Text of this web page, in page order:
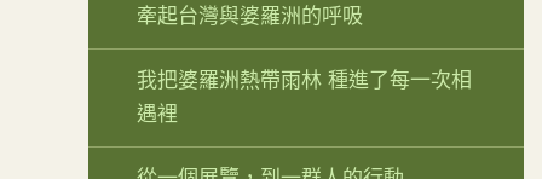
牽起台灣與婆羅洲的呼吸
我把婆羅洲熱帶雨林 種進了每一次相
遇裡